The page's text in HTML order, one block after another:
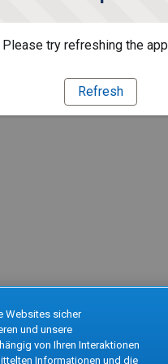
try refreshing the app
Refresh
Websites sicher
und unsere
von Ihren Interaktionen
Informationen und die